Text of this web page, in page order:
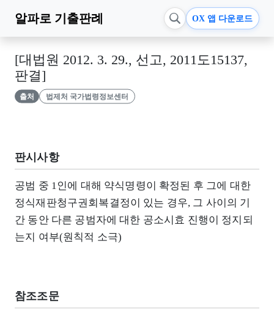
알파로 기출판례 OX 앱 다운로드
[대법원 2012. 3. 29., 선고, 2011도15137,
판결]
출처 법제처 국가법령정보센터
판시사항
공범 중 1인에 대해 약식명령이 확정된 후 그에 대한
정식재판청구권회복결정이 있는 경우, 그 사이의 기
간 동안 다른 공범자에 대한 공소시효 진행이 정지되
는지 여부(원칙적 소극)
참조조문